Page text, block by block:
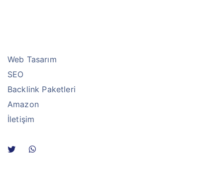
Web Tasarım
SEO
Backlink Paketleri
Amazon
İletişim